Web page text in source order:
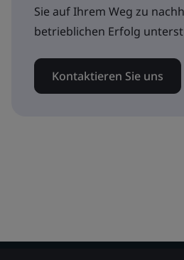
Sie auf Ihrem Weg zu
betrieblichen Erfolg
Kontaktieren Sie uns